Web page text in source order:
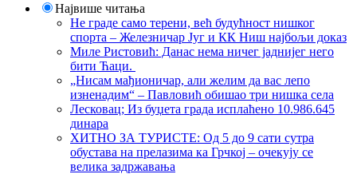
Највише читања
Не граде само терени, већ будућност нишког
спорта – Железничар Југ и КК Ниш најбољи доказ
Миле Ристовић: Данас нема ничег јаднијег него
бити Ћаци.
„Нисам мађионичар, али желим да вас лепо
изненадим“ – Павловић обишао три нишка села
Лесковац; Из буџета града исплаћено 10.986.645
динара
ХИТНО ЗА ТУРИСТЕ: Од 5 до 9 сати сутра
обустава на прелазима ка Грчкој – очекују се
велика задржавања